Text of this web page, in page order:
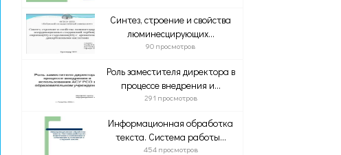
Синтез, строение и свойства
люминесцирующих...
90 просмотров
Роль заместителя директора в
процессе внедрения и...
291 просмотров
Информационная обработка
текста. Система работы...
454 просмотров